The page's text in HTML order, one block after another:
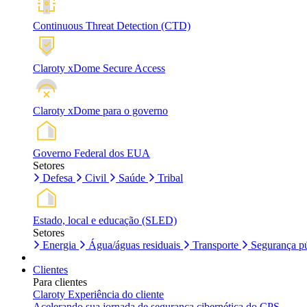
Continuous Threat Detection (CTD)
Claroty xDome Secure Access
Claroty xDome para o governo
Governo Federal dos EUA
Setores
Defesa
Civil Saúde Tribal
Estado, local e educação (SLED)
Setores
Energia
Água/águas residuais Transporte Segurança
Clientes
Para clientes
Claroty Experiência do cliente